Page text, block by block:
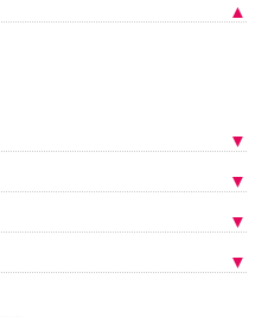
▲
▼
▼
▼
▼